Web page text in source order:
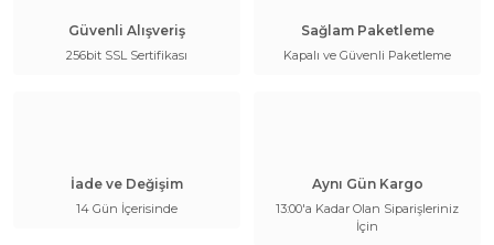
Güvenli Alışveriş
256bit SSL Sertifikası
Sağlam Paketleme
Kapalı ve Güvenli Paketleme
İade ve Değişim
14 Gün İçerisinde
Aynı Gün Kargo
13:00'a Kadar Olan Siparişleriniz
İçin